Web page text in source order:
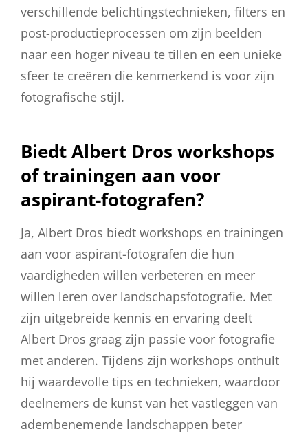
verschillende belichtingstechnieken, filters en
post-productieprocessen om zijn beelden
naar een hoger niveau te tillen en een unieke
sfeer te creëren die kenmerkend is voor zijn
fotografische stijl.
Biedt Albert Dros workshops
of trainingen aan voor
aspirant-fotografen?
Ja, Albert Dros biedt workshops en trainingen
aan voor aspirant-fotografen die hun
vaardigheden willen verbeteren en meer
willen leren over landschapsfotografie. Met
zijn uitgebreide kennis en ervaring deelt
Albert Dros graag zijn passie voor fotografie
met anderen. Tijdens zijn workshops onthult
hij waardevolle tips en technieken, waardoor
deelnemers de kunst van het vastleggen van
adembenemende landschappen beter